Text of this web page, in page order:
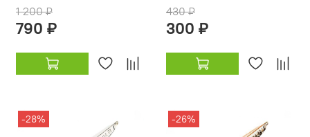
1 200 ₽
790 ₽
430 ₽
300 ₽
-28% -26%